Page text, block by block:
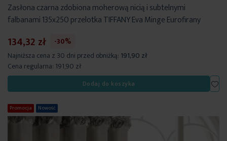
Zasłona czarna zdobiona moherową nicią i subtelnymi
falbanami 135x250 przelotka TIFFANY Eva Minge Eurofirany
134,32 zł
-30%
Najniższa cena z 30 dni przed obniżką: 191,90 zł
Cena regularna: 191,90 zł
Dodaj do koszyka
Promocja Nowość